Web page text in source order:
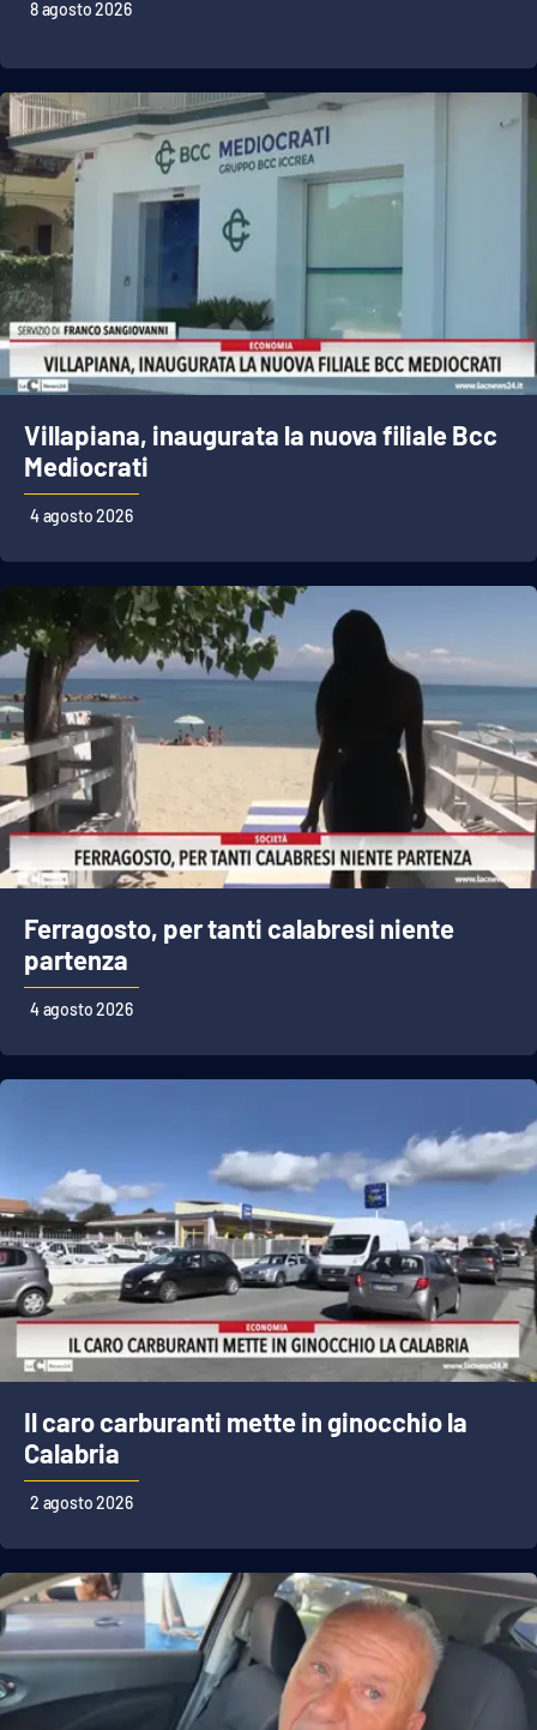
Sanità
Società
Sport
RUBRICHE
Good Morning Vietnam
Parchi Marini Calabria
Leggendo Alvaro insieme
Le perfidie di Antonella Grippo
Venti di comunicazione
STREAMING
LaC TV
LaC Network
LaC OnAir
Vibo Valentia
Reggio Calabria
Cosenza
PROGETTI
SPECIALI
Buona Sanità Calabria
LA
CALABRIAVISIONE
Destinazioni
8 agosto 2026
Villapiana, inaugurata la nuova filiale Bcc
Mediocrati
4 agosto 2026
Ferragosto, per tanti calabresi niente
partenza
4 agosto 2026
Il caro carburanti mette in ginocchio la
Calabria
2 agosto 2026